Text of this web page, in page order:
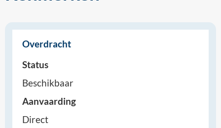
Overdracht
Status
Beschikbaar
Aanvaarding
Direct